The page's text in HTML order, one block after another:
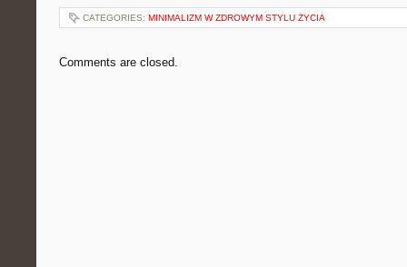
CATEGORIES: MINIMALIZM W ZDROWYM STYLU ŻYCIA
Comments are closed.